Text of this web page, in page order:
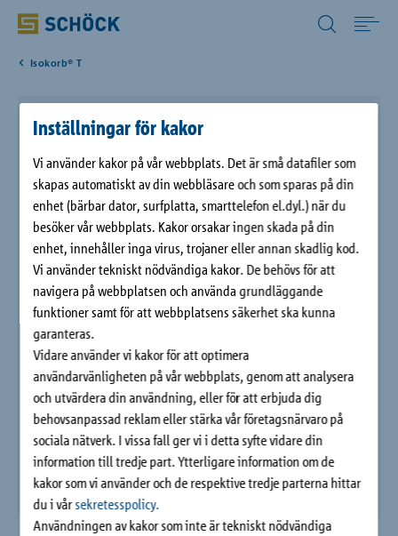
Inställningar för kakor
Vi använder kakor på vår webbplats. Det är små datafiler som
skapas automatiskt av din webbläsare och som sparas på din
enhet (bärbar dator, surfplatta, smarttelefon el.dyl.) när du
besöker vår webbplats. Kakor orsakar ingen skada på din
enhet, innehåller inga virus, trojaner eller annan skadlig kod.
Vi använder tekniskt nödvändiga kakor. De behövs för att
navigera på webbplatsen och använda grundläggande
funktioner samt för att webbplatsens säkerhet ska kunna
garanteras.
Vidare använder vi kakor för att optimera
användarvänligheten på vår webbplats, genom att analysera
och utvärdera din användning, eller för att erbjuda dig
behovsanpassad reklam eller stärka vår företagsnärvaro på
sociala nätverk. I vissa fall ger vi i detta syfte vidare din
information till tredje part. Ytterligare information om de
kakor som vi använder och de respektive tredje parterna hittar
du i vårsekretesspolicy.
Användningen av kakor som inte är tekniskt nödvändiga
Tillämpning
Produkter
Digitala lösningar
Download
Företag
Kontakt
Sweden (SE) Svenska
Isokorb® T
Schöck Isokorb® T typ EQ
Schöck Isokorb® T typ EQ används för jordbävningssäker
infästning av balkonger och loftgångar. Elementet överför
horisontella drag-, tryck- och tvärkrafter och tillämpas i
seismiska områden som övergripande förstärkning/armering
av infästning mot "upplyftning" av betongelementet.